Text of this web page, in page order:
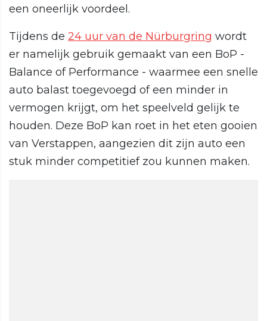
een oneerlijk voordeel.
Tijdens de 24 uur van de Nürburgring wordt
er namelijk gebruik gemaakt van een BoP -
Balance of Performance - waarmee een snelle
auto balast toegevoegd of een minder in
vermogen krijgt, om het speelveld gelijk te
houden. Deze BoP kan roet in het eten gooien
van Verstappen, aangezien dit zijn auto een
stuk minder competitief zou kunnen maken.